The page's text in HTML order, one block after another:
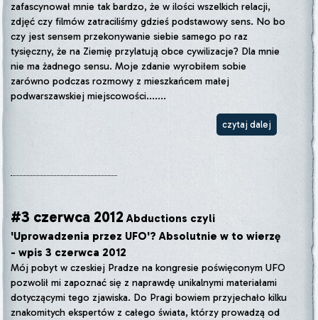
zafascynował mnie tak bardzo, że w ilości wszelkich relacji,
zdjęć czy filmów zatraciliśmy gdzieś podstawowy sens. No bo
czy jest sensem przekonywanie siebie samego po raz
tysięczny, że na Ziemię przylatują obce cywilizacje? Dla mnie
nie ma żadnego sensu. Moje zdanie wyrobiłem sobie
zarówno podczas rozmowy z mieszkańcem małej
podwarszawskiej miejscowości.......
czytaj dalej
#3 czerwca 2012 Abductions czyli
'Uprowadzenia przez UFO'? Absolutnie w to wierzę
- wpis 3 czerwca 2012
Mój pobyt w czeskiej Pradze na kongresie poświęconym UFO
pozwolił mi zapoznać się z naprawdę unikalnymi materiałami
dotyczącymi tego zjawiska. Do Pragi bowiem przyjechało kilku
znakomitych ekspertów z całego świata, którzy prowadzą od